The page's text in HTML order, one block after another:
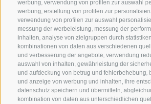
werbung, verwendung von profilen zur auswahl
werbung, erstellung von profilen zur
verwendung von profilen zur auswahl
messung der werbeleistung, messung der
inhalten, analyse von zielgruppen durch
kombinationen von daten aus verschiedenen
und verbesserung der angebote, verwendung
auswahl von inhalten, gewährleistung der
und aufdeckung von betrug und fehlerbehebung,
und anzeige von werbung und inhalten, ihre
datenschutz speichern und übermitteln,
kombination von daten aus unterschiedlichen
Kontakt
Wetter & Lawinen
FAQ & AGB
Schwierigkeitseinteilung
Reisetaschen & Dry Bag
Newsletter
Leihausrüstung
Wir